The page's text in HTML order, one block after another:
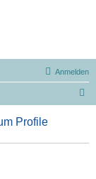
Anmelden
h
Profile